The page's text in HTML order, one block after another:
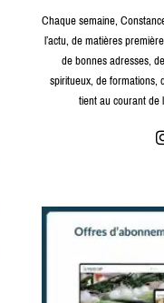
Chaque semaine,
l’actu, de matières
de bonnes adresses,
spiritueux, de
tient au courant